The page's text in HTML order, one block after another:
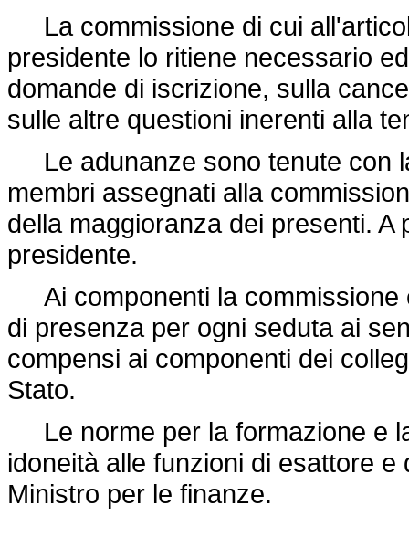
La commissione di cui
presidente lo ritiene necessario
domande di iscrizione, sulla
sulle altre questioni inerenti alla
Le adunanze sono tenute con
membri assegnati alla
della maggioranza dei presenti.
presidente.
Ai componenti la commissione
di presenza per ogni seduta ai
compensi ai componenti dei
Stato.
Le norme per la formazione e
idoneità alle funzioni di esattore
Ministro per le finanze.